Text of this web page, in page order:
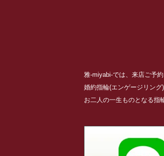
雅-miyabi-では、来店ご予
婚約指輪(エンゲージリン
お二人の一生ものとなる指